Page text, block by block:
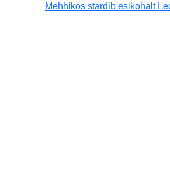
Mehhikos stardib esikohalt